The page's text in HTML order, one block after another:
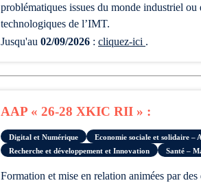
problématiques issues du monde industriel ou
technologiques de l’IMT.
Jusqu'au 02/09/2026 : cliquez-ici .
AAP « 26-28 XKIC RII » :
Digital et Numérique Economie sociale et solidaire –
Recherche et développement et Innovation
Santé –
formation et mise en relation animées par des experts pour la constitution de consortiums Horizon Europe dans les domaines de l’IA, de la robotique et des